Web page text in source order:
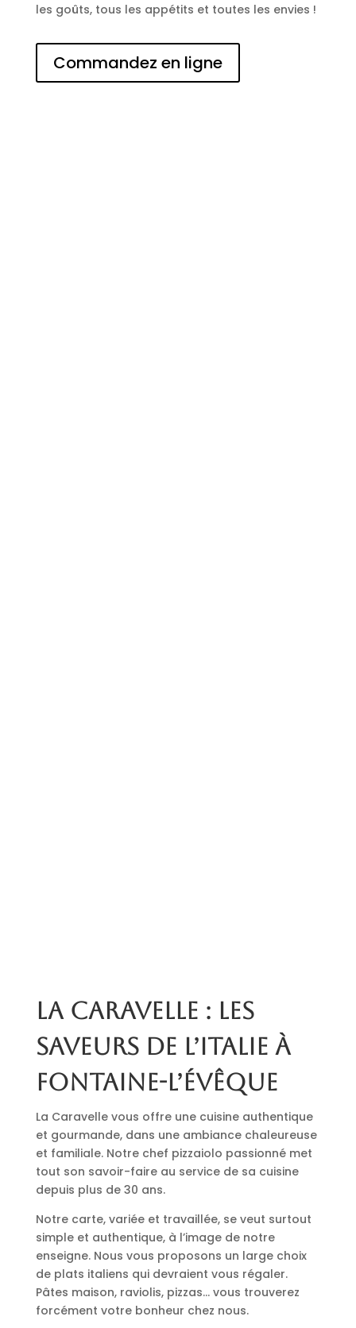
les goûts, tous les appétits et toutes les envies !
Commandez en ligne
La Caravelle : les
saveurs de l’Italie à
Fontaine-l’Évêque
La Caravelle vous offre une cuisine authentique
et gourmande, dans une ambiance chaleureuse
et familiale. Notre chef pizzaiolo passionné met
tout son savoir-faire au service de sa cuisine
depuis plus de 30 ans.
Notre carte, variée et travaillée, se veut surtout
simple et authentique, à l’image de notre
enseigne. Nous vous proposons un large choix
de plats italiens qui devraient vous régaler.
Pâtes maison, raviolis, pizzas… vous trouverez
forcément votre bonheur chez nous.